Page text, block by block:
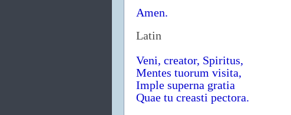
Amen.
Latin
Veni, creator, Spiritus,
Mentes tuorum visita,
Imple superna gratia
Quae tu creasti pectora.